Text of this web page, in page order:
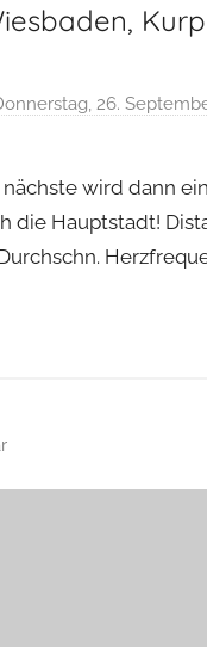
26.
nächste wird dann
die Hauptstadt!